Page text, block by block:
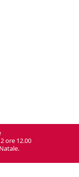
ore 12.00